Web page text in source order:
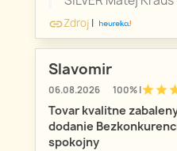
linkZdroj |
Slavomir
06.08.2026 100% |starstar
Tovar kvalitne
dodanie
spokojny